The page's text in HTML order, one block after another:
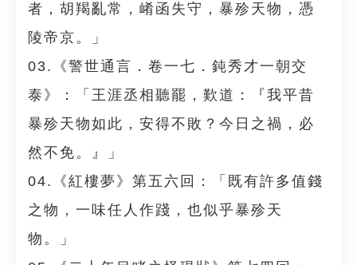
者，胡羯亂常，崤函失守，暴殄天物，憑
陵帝京。」
03.《警世通言．卷一七．鈍秀才一朝交
泰》：「王涯丞相聽罷，歎道：『我平昔
暴殄天物如此，安得不敗？今日之禍，必
然不免。』」
04.《紅樓夢》第五六回：「既有許多值錢
之物，一味任人作踐，也似乎暴殄天
物。」